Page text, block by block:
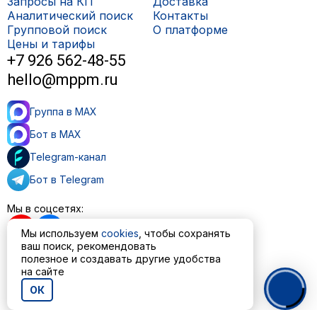
Аналитический поиск
Групповой поиск
Цены и тарифы
Контакты
О платформе
+7 926 562-48-55
hello@mppm.ru
Группа в MAX
Бот в MAX
Telegram-канал
Бот в Telegram
Мы в соцсетях:
Пользовательское соглашение
Политика обработки персональных данных
© ООО «МППМ» 2023—2026
Мы используем cookies , чтобы сохранять
ваш поиск, рекомендовать
полезное и создавать другие удобства
на сайте
ОК